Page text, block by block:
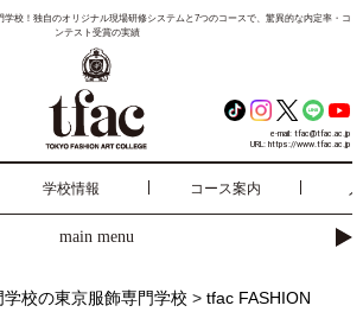
学校！独自のオリジナル現場研修システムと7つのコースで、驚異的な内定率・コ
ンテスト受賞の実績
e-mail: tfac@tfac.ac.jp
URL: https://www.tfac.ac.jp
学校情報 コース案内
main menu
校の東京服飾専門学校 > tfac FASHION